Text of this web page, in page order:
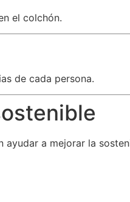
el colchón.
de cada persona.
a mejorar la